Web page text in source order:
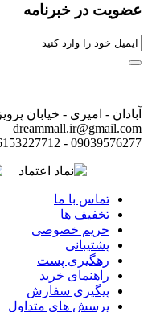
عضویت در خبرنامه
آبادان - امیری - خیابان
dreammall.ir@gmail.com
09039576277 - 06153227712
تماس با ما
تخفیف ها
حریم خصوصی
پشتیبانی
رهگیری پست
راهنمای خرید
پیگیری سفارش
پرسش های متداول